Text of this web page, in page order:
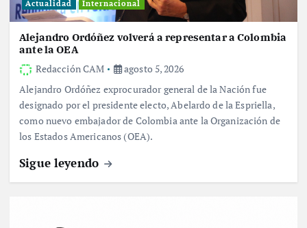
Actualidad Internacional
Alejandro Ordóñez volverá a representar a Colombia
ante la OEA
Redacción CAM
agosto 5, 2026
Alejandro Ordóñez exprocurador general de la Nación fue
designado por el presidente electo, Abelardo de la Espriella,
como nuevo embajador de Colombia ante la Organización de
los Estados Americanos (OEA).
Sigue leyendo